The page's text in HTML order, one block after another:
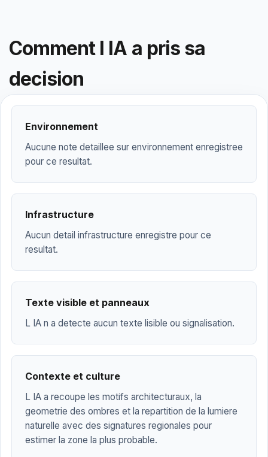
Comment l IA a pris sa
decision
Environnement
Aucune note detaillee sur environnement enregistree
pour ce resultat.
Infrastructure
Aucun detail infrastructure enregistre pour ce
resultat.
Texte visible et panneaux
L IA n a detecte aucun texte lisible ou signalisation.
Contexte et culture
L IA a recoupe les motifs architecturaux, la
geometrie des ombres et la repartition de la lumiere
naturelle avec des signatures regionales pour
estimer la zone la plus probable.